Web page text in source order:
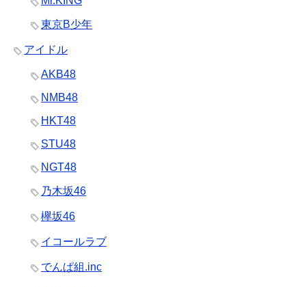
東京B少年
アイドル
AKB48
NMB48
HKT48
STU48
NGT48
乃木坂46
欅坂46
イコールラブ
でんぱ組.inc